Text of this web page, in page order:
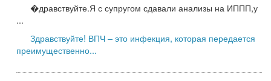
�дравствуйте.Я с супругом сдавали анализы на ИППП,у
...
Здравствуйте! ВПЧ – это инфекция, которая передается
преимущественно...